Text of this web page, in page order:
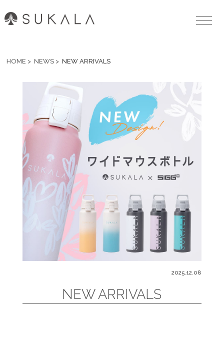
HOME NEWS NEW ARRIVALS
2025.12.08
NEW ARRIVALS